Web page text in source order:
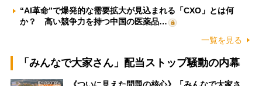
“AI革命”で爆発的な需要拡大が見込まれる「CXO」とは何
か？ 高い競争力を持つ中国の医薬品…
一覧を見る
「みんなで大家さん」配当ストップ騒動の内幕